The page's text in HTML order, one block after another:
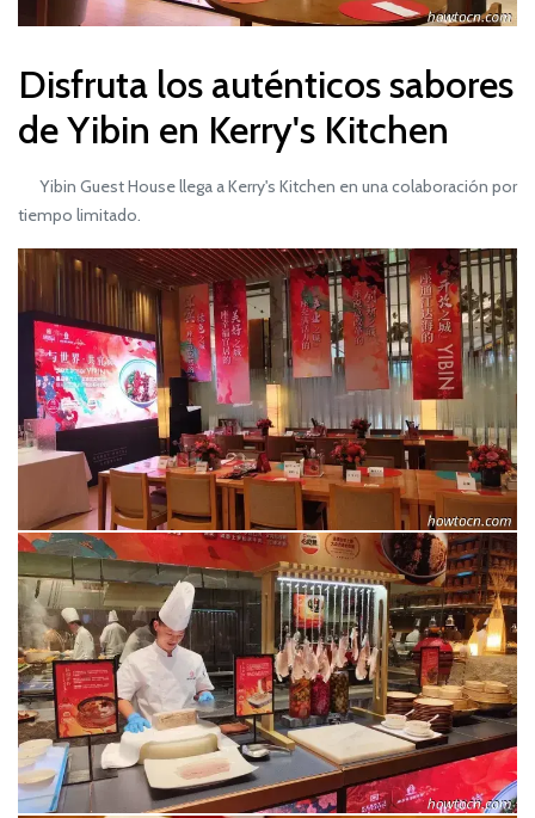
Disfruta los auténticos sabores
de Yibin en Kerry's Kitchen
Yibin Guest House llega a Kerry's Kitchen en una colaboración por
tiempo limitado.